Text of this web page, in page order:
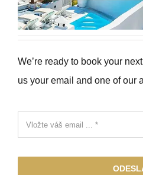
We’re ready to book your
us your email and one of our